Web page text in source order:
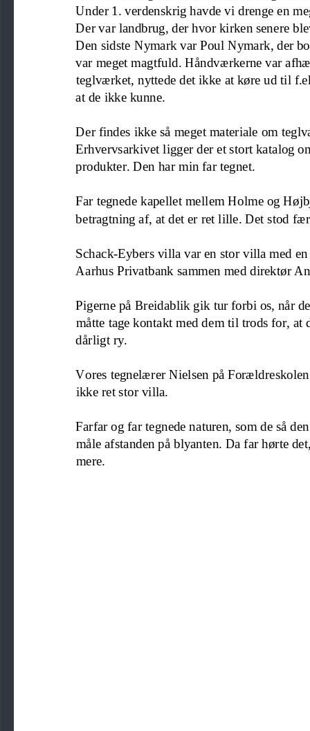
Under 1. verdenskrig havde vi drenge en
Der var landbrug, der hvor kirken senere
Den sidste Nymark var Poul Nymark, der
var meget magtfuld. Håndværkerne var
teglværket nyttede det ikke at køre ud til
at de ikke kunne.
Der findes ikke så meget materiale om
Erhvervsarkivet ligger der et stort katalog
produkter. Den har min far tegnet.
Far tegnede kapellet mellem Holme og
betragtning af, at det er ret lille. Det stod
Schack-Eybers villa var en stor villa med
Aarhus Privatbank sammen med direktør
Pigerne på Breidablik gik tur forbi os, når
måtte tage kontakt med dem til trods for, at
dårligt ry.
Vores tegnelærer Nielsen på
ikke ret stor villa.
Farfar og far tegnede naturen som de så den
måle afstanden på blyanten. Da far hørte det
mere